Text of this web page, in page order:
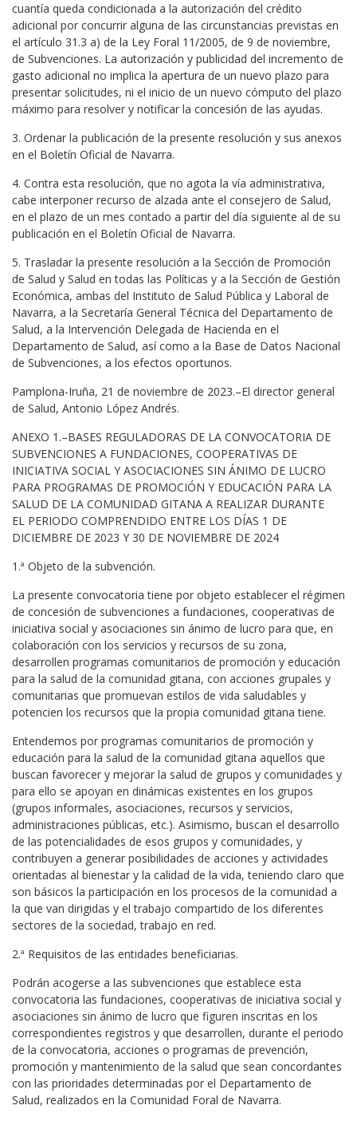
cuantía queda condicionada a la autorización del crédito
adicional por concurrir alguna de las circunstancias previstas en
el artículo 31.3 a) de la Ley Foral 11/2005, de 9 de noviembre,
de Subvenciones. La autorización y publicidad del incremento de
gasto adicional no implica la apertura de un nuevo plazo para
presentar solicitudes, ni el inicio de un nuevo cómputo del plazo
máximo para resolver y notificar la concesión de las ayudas.
3. Ordenar la publicación de la presente resolución y sus anexos
en el Boletín Oficial de Navarra.
4. Contra esta resolución, que no agota la vía administrativa,
cabe interponer recurso de alzada ante el consejero de Salud,
en el plazo de un mes contado a partir del día siguiente al de su
publicación en el Boletín Oficial de Navarra.
5. Trasladar la presente resolución a la Sección de Promoción
de Salud y Salud en todas las Políticas y a la Sección de Gestión
Económica, ambas del Instituto de Salud Pública y Laboral de
Navarra, a la Secretaría General Técnica del Departamento de
Salud, a la Intervención Delegada de Hacienda en el
Departamento de Salud, así como a la Base de Datos Nacional
de Subvenciones, a los efectos oportunos.
Pamplona-Iruña, 21 de noviembre de 2023.–El director general
de Salud, Antonio López Andrés.
ANEXO 1.–BASES REGULADORAS DE LA CONVOCATORIA DE
SUBVENCIONES A FUNDACIONES, COOPERATIVAS DE
INICIATIVA SOCIAL Y ASOCIACIONES SIN ÁNIMO DE LUCRO
PARA PROGRAMAS DE PROMOCIÓN Y EDUCACIÓN PARA LA
SALUD DE LA COMUNIDAD GITANA A REALIZAR DURANTE
EL PERIODO COMPRENDIDO ENTRE LOS DÍAS 1 DE
DICIEMBRE DE 2023 Y 30 DE NOVIEMBRE DE 2024
1.ª Objeto de la subvención.
La presente convocatoria tiene por objeto establecer el régimen
de concesión de subvenciones a fundaciones, cooperativas de
iniciativa social y asociaciones sin ánimo de lucro para que, en
colaboración con los servicios y recursos de su zona,
desarrollen programas comunitarios de promoción y educación
para la salud de la comunidad gitana, con acciones grupales y
comunitarias que promuevan estilos de vida saludables y
potencien los recursos que la propia comunidad gitana tiene.
Entendemos por programas comunitarios de promoción y
educación para la salud de la comunidad gitana aquellos que
buscan favorecer y mejorar la salud de grupos y comunidades y
para ello se apoyan en dinámicas existentes en los grupos
(grupos informales, asociaciones, recursos y servicios,
administraciones públicas, etc.). Asimismo, buscan el desarrollo
de las potencialidades de esos grupos y comunidades, y
contribuyen a generar posibilidades de acciones y actividades
orientadas al bienestar y la calidad de la vida, teniendo claro que
son básicos la participación en los procesos de la comunidad a
la que van dirigidas y el trabajo compartido de los diferentes
sectores de la sociedad, trabajo en red.
2.ª Requisitos de las entidades beneficiarias.
Podrán acogerse a las subvenciones que establece esta
convocatoria las fundaciones, cooperativas de iniciativa social y
asociaciones sin ánimo de lucro que figuren inscritas en los
correspondientes registros y que desarrollen, durante el periodo
de la convocatoria, acciones o programas de prevención,
promoción y mantenimiento de la salud que sean concordantes
con las prioridades determinadas por el Departamento de
Salud, realizados en la Comunidad Foral de Navarra.